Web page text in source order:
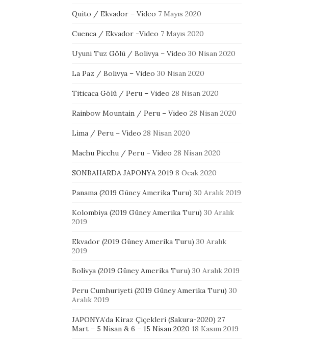
Quito / Ekvador – Video 7 Mayıs 2020
Cuenca / Ekvador -Video 7 Mayıs 2020
Uyuni Tuz Gölü / Bolivya – Video 30 Nisan 2020
La Paz / Bolivya – Video 30 Nisan 2020
Titicaca Gölü / Peru – Video 28 Nisan 2020
Rainbow Mountain / Peru – Video 28 Nisan 2020
Lima / Peru – Video 28 Nisan 2020
Machu Picchu / Peru – Video 28 Nisan 2020
SONBAHARDA JAPONYA 2019 8 Ocak 2020
Panama (2019 Güney Amerika Turu) 30 Aralık 2019
Kolombiya (2019 Güney Amerika Turu) 30 Aralık
2019
Ekvador (2019 Güney Amerika Turu) 30 Aralık
2019
Bolivya (2019 Güney Amerika Turu) 30 Aralık 2019
Peru Cumhuriyeti (2019 Güney Amerika Turu) 30
Aralık 2019
JAPONYA’da Kiraz Çiçekleri (Sakura-2020) 27
Mart – 5 Nisan & 6 – 15 Nisan 2020 18 Kasım 2019